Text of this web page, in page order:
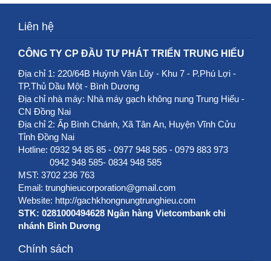
Liên hệ
CÔNG TY CP ĐẦU TƯ PHÁT TRIỂN TRUNG HIẾU
Địa chỉ 1: 220/64B Huỳnh Văn Lũy - Khu 7 - P.Phú Lợi -
TP.Thủ Dầu Một - Bình Dương
Địa chỉ nhà máy: Nhà máy gạch không nung Trung Hiếu -
CN Đồng Nai
Địa chỉ 2: Ấp Bình Chánh, Xã Tân An, Huyện Vĩnh Cửu
Tỉnh Đồng Nai
Hotline: 0932 94 85 85 - 0977 948 585 - 0979 883 973
0942 948 585- 0834 948 585
MST: 3702 236 763
Email: trunghieucorporation@gmail.com
Website: http://gachkhongnungtrunghieu.com
STK: 0281000494628 Ngân hàng Vietcombank chi
nhánh Bình Dương
Chính sách